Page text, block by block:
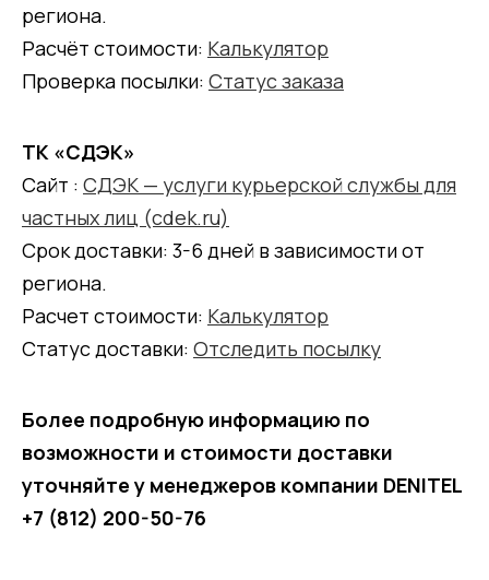
региона.
Расчёт стоимости: Калькулятор
Проверка посылки: Статус заказа
ТК «СДЭК»
Сайт : СДЭК — услуги курьерской службы для
частных лиц (cdek.ru)
Срок доставки: 3-6 дней в зависимости от
региона.
Расчет стоимости: Калькулятор
Статус доставки: Отследить посылку
Более подробную информацию по
возможности и стоимости доставки
уточняйте у менеджеров компании DENITEL
+7 (812) 200-50-76